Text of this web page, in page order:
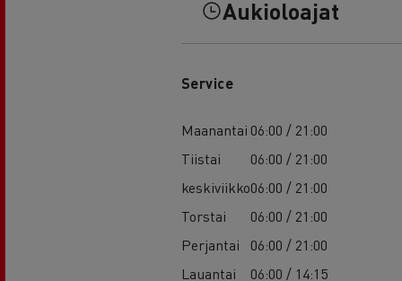
Aukioloajat
Service
Maanantai 06:00 / 21:00
Tiistai
06:00 / 21:00
keskiviikko06:00 / 21:00
Torstai
06:00 / 21:00
Perjantai
06:00 / 21:00
Lauantai
06:00 / 14:15